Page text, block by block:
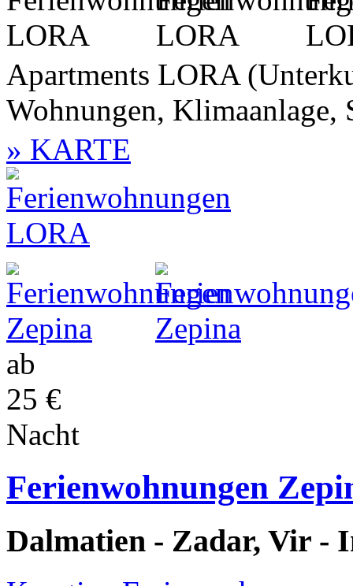
Apartments LORA
Wohnungen,
» KARTE
ab
25 €
Nacht
Ferienwohnungen
Dalmatien - Zadar, Vir -